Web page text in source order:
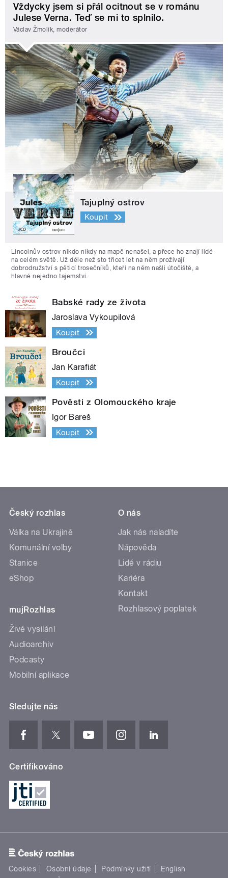
Vždycky jsem si přál ocitnout se v románu
Julese Verna. Teď se mi to splnilo.
Václav Žmolík, moderátor
Tajuplný ostrov
Koupit
Lincolnův ostrov nikdo nikdy na mapě nenašel, a přece ho znají lidé
na celém světě. Už déle než sto třicet let na něm prožívají
dobrodružství s pěticí trosečníků, kteří na něm našli útočiště, a
hlavně nejedno tajemství.
Babské rady ze života
Jaroslava Vykoupilová
Koupit
Broučci
Jan Karafiát
Koupit
Pověsti z Olomouckého kraje
Igor Bareš
Koupit
Český rozhlas
Válka na Ukrajině
Komunální volby
Stanice
eShop
mujRozhlas
Živé vysílání
Audioarchiv
Podcasty
Mobilní aplikace
O nás
Jak nás naladíte
Nápověda
Lidé v rádiu
Kariéra
Kontakt
Rozhlasový poplatek
Sledujte nás
Certifikováno
Cookies Osobní údaje Podmínky užití
English